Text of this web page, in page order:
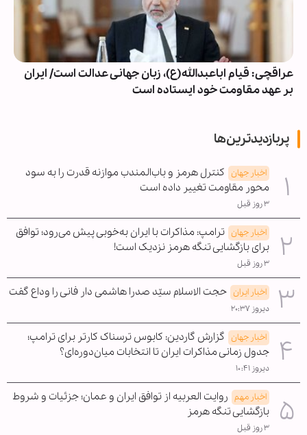
عراقچی: قیام اباعبدالله(ع)، زبان جهانی عدالت است/ ایران
بر عهد مقاومت خود ایستاده است
پربازدیدترین‌ها
اخبار جهان کنترل هرمز و باب‌المندب موازنه قدرت را به سود
محور مقاومت تغییر داده است
۳ روز قبل
اخبار جهان ترامپ: مذاکرات با ایران به‌خوبی پیش می‌رود؛ توافق
برای بازگشایی تنگه هرمز نزدیک است!
۳ روز قبل
اخبار ایران حجت الاسلام سیّد صدرا هاشمی دار فانی را وداع گفت
دیروز ۲۰:۳۷
اخبار جهان گزارش گاردین: کابوس ترسناک کارتر برای ترامپ؛
جدول زمانی مذاکرات ایران تا انتخابات میان‌دوره‌ای؟
دیروز ۱۰:۴۱
اخبار مهم روایت العربیه از توافق ایران و عمان؛ جزئیات و شروط
بازگشایی تنگه هرمز
۳ روز قبل